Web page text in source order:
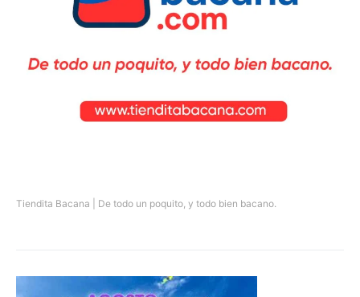
Tiendita Bacana | De todo un poquito, y todo bien bacano.